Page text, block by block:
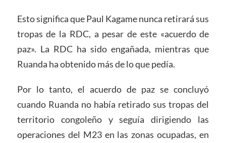
Esto significa que Paul Kagame nunca retirará sus
tropas de la RDC, a pesar de este «acuerdo de
paz». La RDC ha sido engañada, mientras que
Ruanda ha obtenido más de lo que pedía.
Por lo tanto, el acuerdo de paz se concluyó
cuando Ruanda no había retirado sus tropas del
territorio congoleño y seguía dirigiendo las
operaciones del M23 en las zonas ocupadas, en